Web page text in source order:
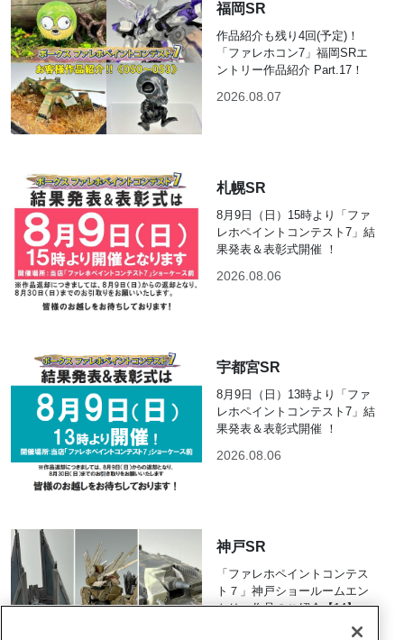
福岡SR
作品紹介も残り4回(予定)！
「ファレホコン7」福岡SRエ
ントリー作品紹介 Part.17！
2026.08.07
札幌SR
8月9日（日）15時より「ファ
レホペイントコンテスト7」結
果発表＆表彰式開催 ！
2026.08.06
宇都宮SR
8月9日（日）13時より「ファ
レホペイントコンテスト7」結
果発表＆表彰式開催 ！
2026.08.06
神戸SR
「ファレホペイントコンテス
ト７」神戸ショールームエン
トリー作品のご紹介【14】